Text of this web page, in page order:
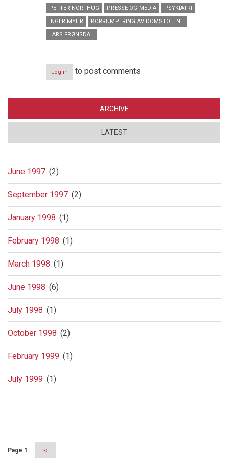
PETTER NORTHUG PRESSE OG MEDIA
PSYKIATRI
INGER MYHR
KORRUMPERING AV DOMSTOLENE
LARS FRØNSDAL
Log in to post comments
ARCHIVE
LATEST
June 1997 (2)
September 1997 (2)
January 1998 (1)
February 1998 (1)
March 1998 (1)
June 1998 (6)
July 1998 (1)
October 1998 (2)
February 1999 (1)
July 1999 (1)
Page 1
Next
page
››